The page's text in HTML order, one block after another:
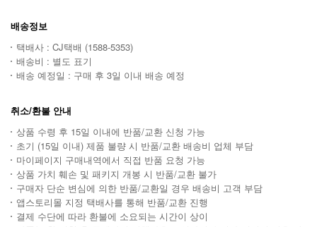
배송정보
택배사 : CJ택배 (1588-5353)
배송비 : 별도 표기
배송 예정일 : 구매 후 3일 이내 배송 예정
취소/환불 안내
상품 수령 후 15일 이내에 반품/교환 신청 가능
초기 (15일 이내) 제품 불량 시 반품/교환 배송비 업체 부담
마이페이지 구매내역에서 직접 반품 요청 가능
상품 가치 훼손 및 패키지 개봉 시 반품/교환 불가
구매자 단순 변심에 의한 반품/교환일 경우 배송비 고객 부담
앱스토리몰 지정 택배사를 통해 반품/교환 진행
결제 수단에 따라 환불에 소요되는 시간이 상이